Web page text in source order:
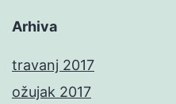
Arhiva
travanj 2017
ožujak 2017